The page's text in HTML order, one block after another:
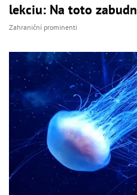
lekciu: Na toto
Zahraniční prominenti